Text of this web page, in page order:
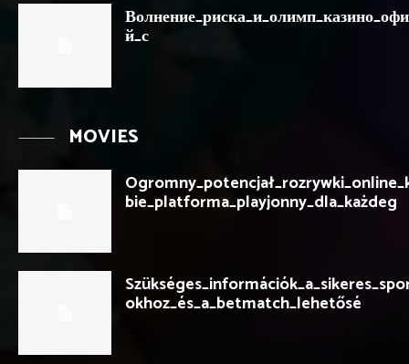
й_с
MOVIES
bie_platforma_playjonny_dla_każdeg
okhoz_és_a_betmatch_lehetősé